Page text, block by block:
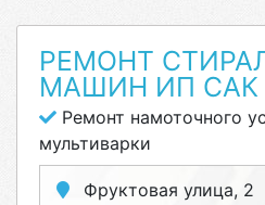
РЕМОНТ
МАШИН ИП САК
Ремонт намоточного
мультиварки
Фруктовая улица, 2